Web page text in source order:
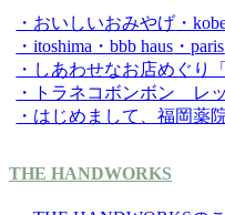
・おいしいおみやげ ・
・itoshima ・bbb haus ・paris
・しあわせなお店めぐり
・トラネコボンボン レ
・はじめまして、福岡薬
THE HANDWORKS